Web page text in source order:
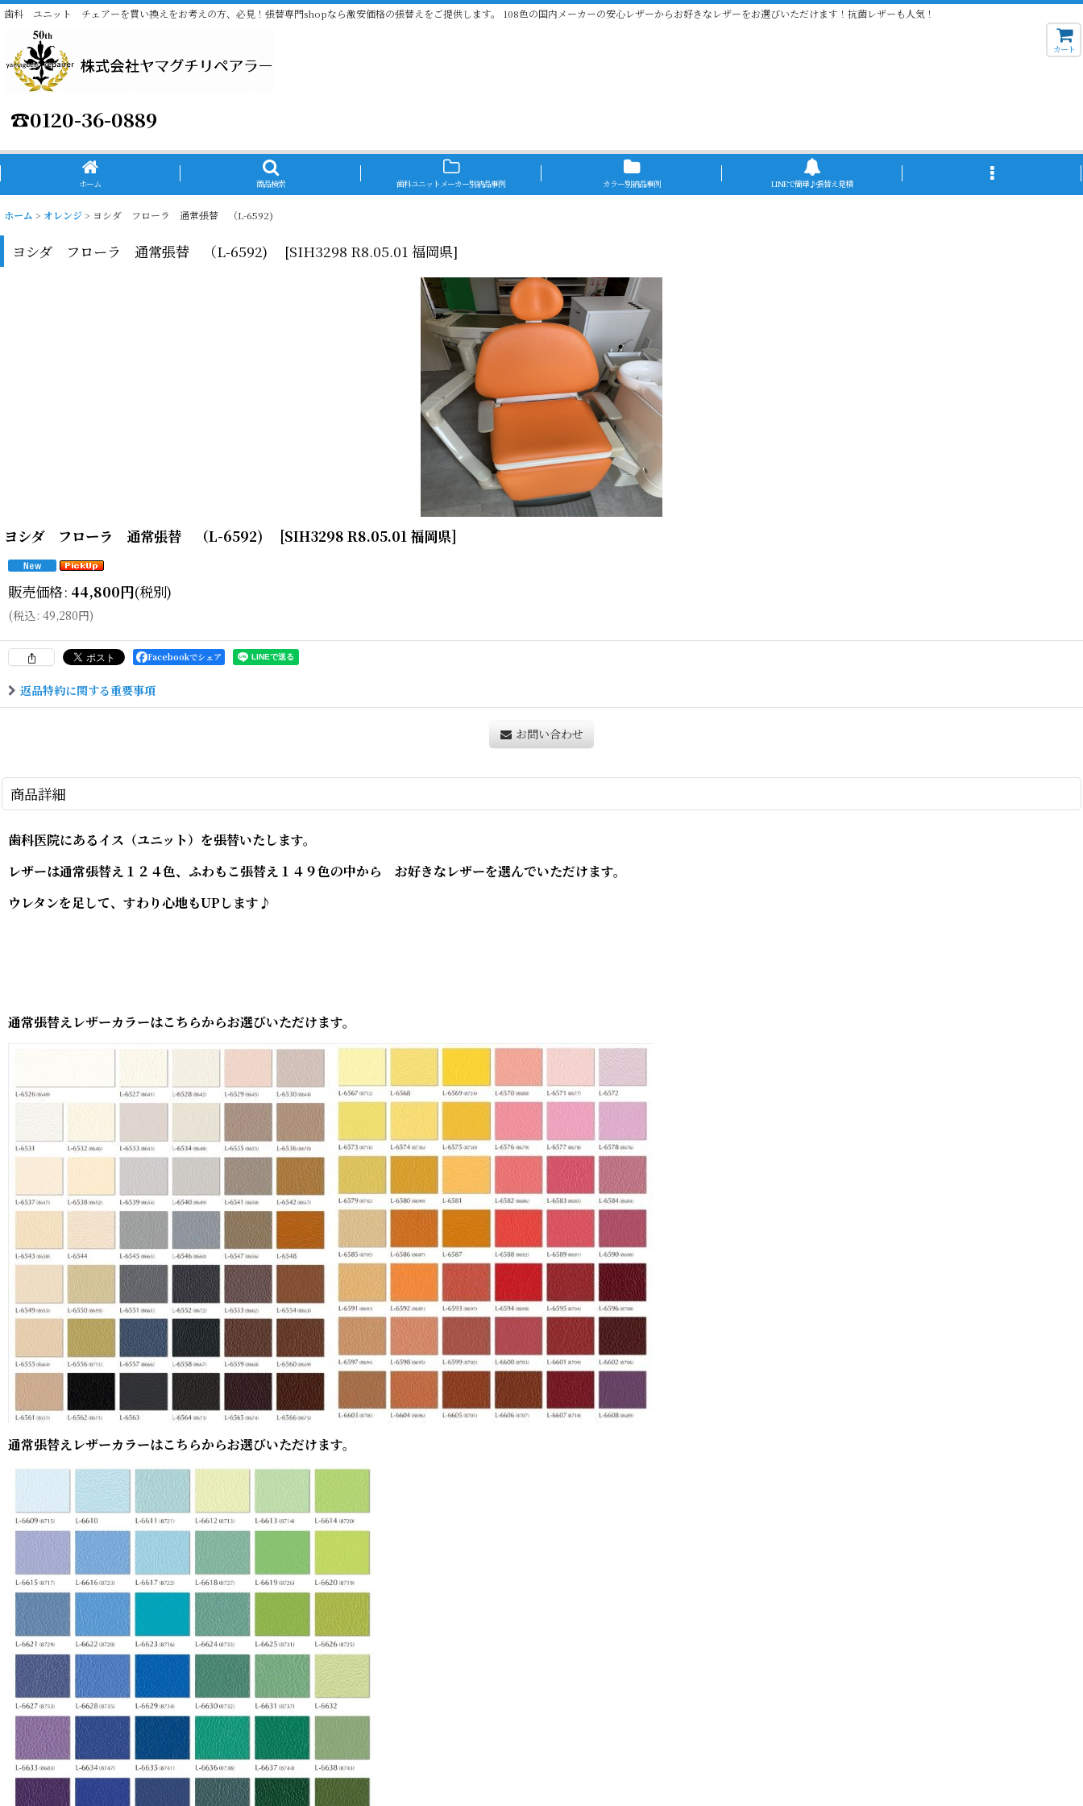
歯科 ユニット チェアーを買い換えをお考えの方、必見！張替専門shopなら激安価格の張替えをご提供します。 108色の国内メーカーの安心レザーからお好きなレザーをお選びいただけます！抗菌レザーも人気！
☎0120-36-0889
カート
ホーム 商品検索 歯科ユニットメーカー別納品事例 カラー別納品事例 LINEで簡単♪張替え見積
ホーム > オレンジ > ヨシダ フローラ 通常張替 （L-6592)
ヨシダ フローラ 通常張替 （L-6592) [SIH3298 R8.05.01 福岡県]
ヨシダ フローラ 通常張替 （L-6592) [SIH3298 R8.05.01 福岡県]
販売価格: 44,800円(税別)
(税込: 49,280円)
Facebookでシェア
返品特約に関する重要事項
お問い合わせ
商品詳細
歯科医院にあるイス（ユニット）を張替いたします。
レザーは通常張替え１２４色、ふわもこ張替え１４９色の中から お好きなレザーを選んでいただけます。
ウレタンを足して、すわり心地もUPします♪
通常張替えレザーカラーはこちらからお選びいただけます。
通常張替えレザーカラーはこちらからお選びいただけます。